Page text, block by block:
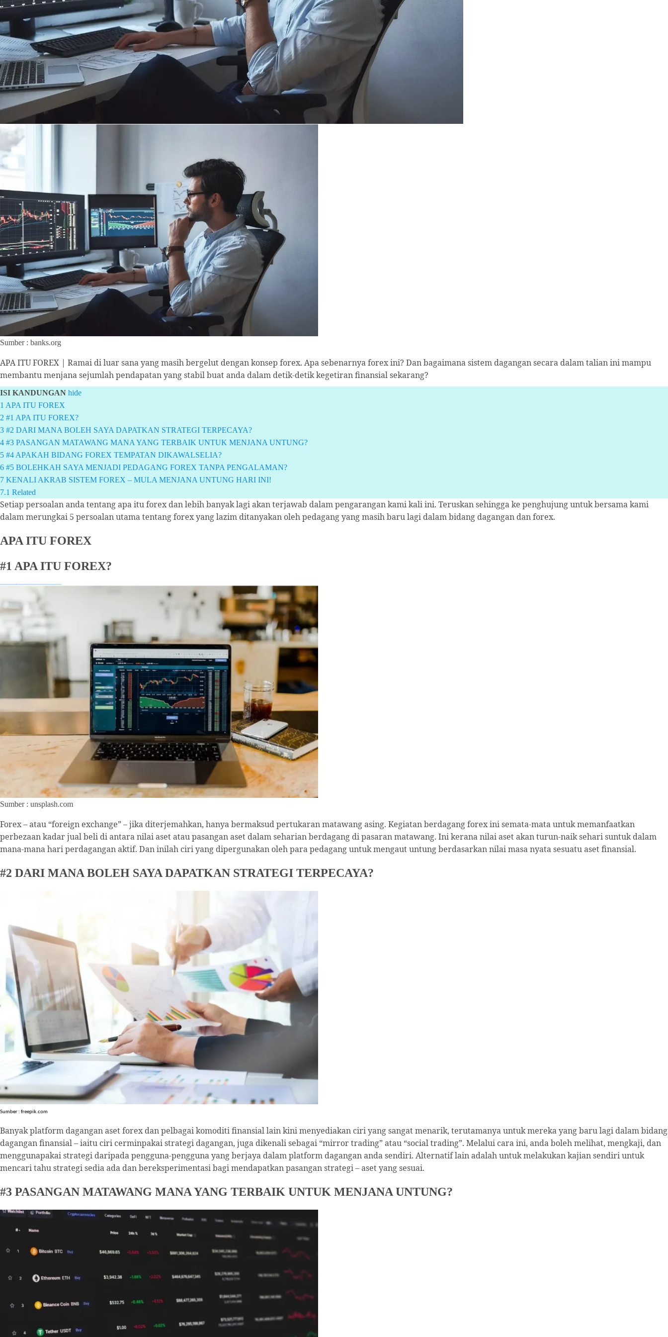
Sumber : banks.org
APA ITU FOREX | Ramai di luar sana yang masih bergelut dengan konsep forex. Apa sebenarnya forex ini? Dan bagaimana sistem dagangan secara dalam talian ini mampu
membantu menjana sejumlah pendapatan yang stabil buat anda dalam detik-detik kegetiran finansial sekarang?
ISI KANDUNGAN hide
1 APA ITU FOREX
2 #1 APA ITU FOREX?
3 #2 DARI MANA BOLEH SAYA DAPATKAN STRATEGI TERPECAYA?
4 #3 PASANGAN MATAWANG MANA YANG TERBAIK UNTUK MENJANA UNTUNG?
5 #4 APAKAH BIDANG FOREX TEMPATAN DIKAWALSELIA?
6 #5 BOLEHKAH SAYA MENJADI PEDAGANG FOREX TANPA PENGALAMAN?
7 KENALI AKRAB SISTEM FOREX – MULA MENJANA UNTUNG HARI INI!
7.1 Related
Setiap persoalan anda tentang apa itu forex dan lebih banyak lagi akan terjawab dalam pengarangan kami kali ini. Teruskan sehingga ke penghujung untuk bersama kami
dalam merungkai 5 persoalan utama tentang forex yang lazim ditanyakan oleh pedagang yang masih baru lagi dalam bidang dagangan dan forex.
APA ITU FOREX
#1 APA ITU FOREX?
Sumber : unsplash.com
Forex – atau “foreign exchange” – jika diterjemahkan, hanya bermaksud pertukaran matawang asing. Kegiatan berdagang forex ini semata-mata untuk memanfaatkan
perbezaan kadar jual beli di antara nilai aset atau pasangan aset dalam seharian berdagang di pasaran matawang. Ini kerana nilai aset akan turun-naik sehari suntuk dalam
mana-mana hari perdagangan aktif. Dan inilah ciri yang dipergunakan oleh para pedagang untuk mengaut untung berdasarkan nilai masa nyata sesuatu aset finansial.
#2 DARI MANA BOLEH SAYA DAPATKAN STRATEGI TERPECAYA?
Sumber : freepik.com
Banyak platform dagangan aset forex dan pelbagai komoditi finansial lain kini menyediakan ciri yang sangat menarik, terutamanya untuk mereka yang baru lagi dalam bidang
dagangan finansial – iaitu ciri cerminpakai strategi dagangan, juga dikenali sebagai “mirror trading” atau “social trading”. Melalui cara ini, anda boleh melihat, mengkaji, dan
menggunapakai strategi daripada pengguna-pengguna yang berjaya dalam platform dagangan anda sendiri. Alternatif lain adalah untuk melakukan kajian sendiri untuk
mencari tahu strategi sedia ada dan bereksperimentasi bagi mendapatkan pasangan strategi – aset yang sesuai.
#3 PASANGAN MATAWANG MANA YANG TERBAIK UNTUK MENJANA UNTUNG?